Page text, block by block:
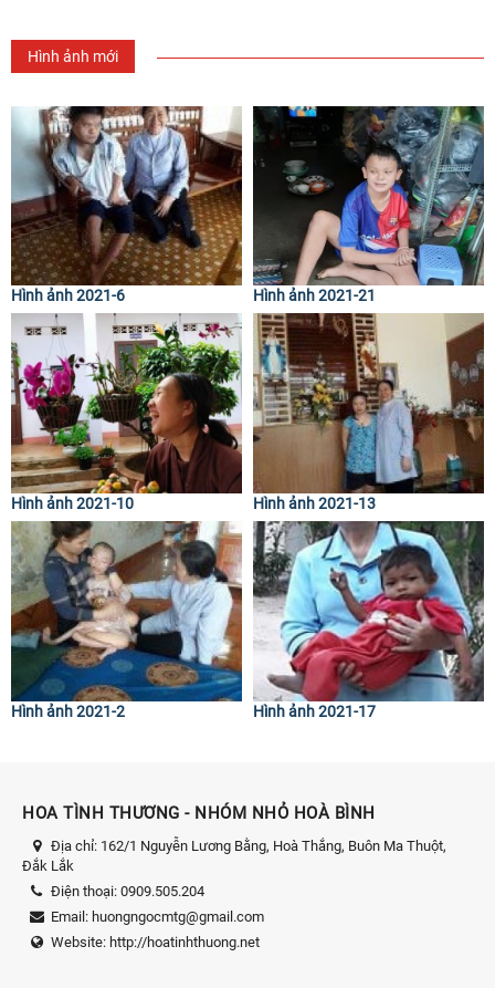
Hình ảnh mới
Hình ảnh 2021-6 Hình ảnh 2021-21
Hình ảnh 2021-10 Hình ảnh 2021-13
Hình ảnh 2021-2 Hình ảnh 2021-17
HOA TÌNH THƯƠNG - NHÓM NHỎ HOÀ BÌNH
Địa chỉ: 162/1 Nguyễn Lương Bằng, Hoà Thắng, Buôn Ma Thuột,
Đắk Lắk
Điện thoại: 0909.505.204
Email: huongngocmtg@gmail.com
Website: http://hoatinhthuong.net